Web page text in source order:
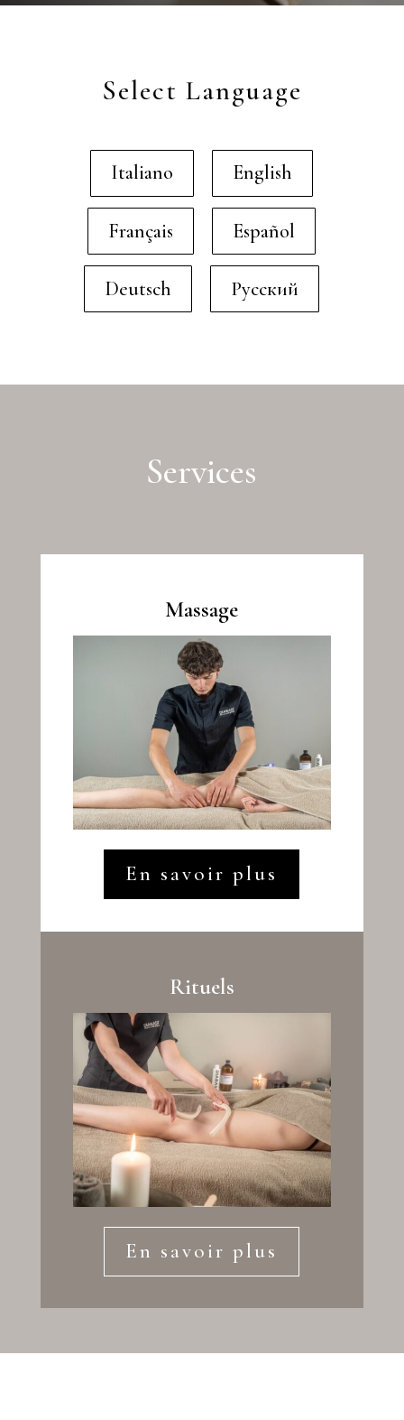
Select Language
Italiano English
Français Español
Deutsch Русский
Services
Massage
En savoir plus
Rituels
En savoir plus